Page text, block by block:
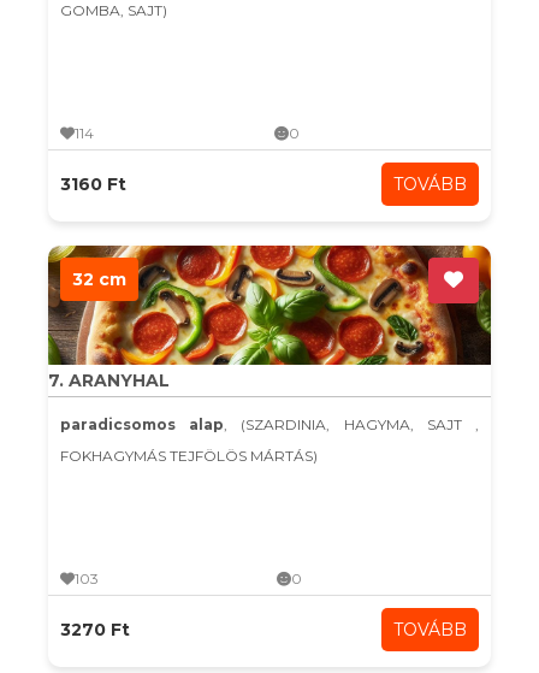
GOMBA, SAJT)
114 0
3160 Ft TOVÁBB
32 cm
7. ARANYHAL
paradicsomos alap, (SZARDINIA, HAGYMA, SAJT ,
FOKHAGYMÁS TEJFÖLÖS MÁRTÁS)
103 0
3270 Ft TOVÁBB